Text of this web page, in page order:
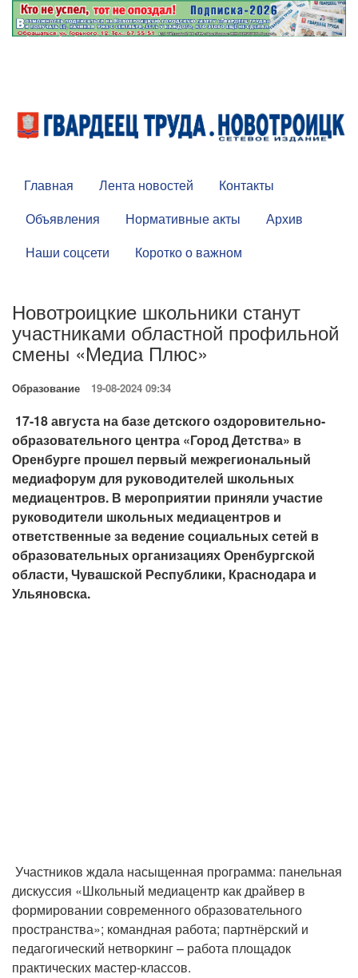
Главная Лента новостей
Контакты
Объявления
Нормативные акты
Архив
Наши соцсети
Коротко о важном
Новотроицкие школьники станут
участниками областной профильной
смены «Медиа Плюс»
Образование 19-08-2024 09:34
17-18 августа на базе детского оздоровительно-
образовательного центра «Город Детства» в
Оренбурге прошел первый межрегиональный
медиафорум для руководителей школьных
медиацентров. В мероприятии приняли участие
руководители школьных медиацентров и
ответственные за ведение социальных сетей в
образовательных организациях Оренбургской
области, Чувашской Республики, Краснодара и
Ульяновска.
Участников ждала насыщенная программа: панельная
дискуссия «Школьный медиацентр как драйвер в
формировании современного образовательного
пространства»; командная работа; партнёрский и
педагогический нетворкинг – работа площадок
практических мастер-классов.